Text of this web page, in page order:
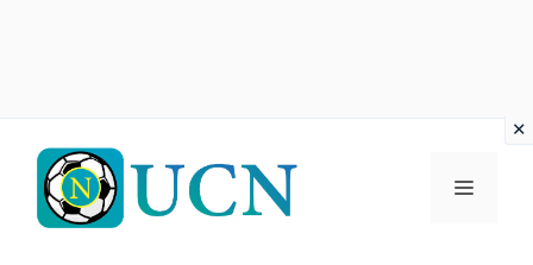
contenuto
Menu